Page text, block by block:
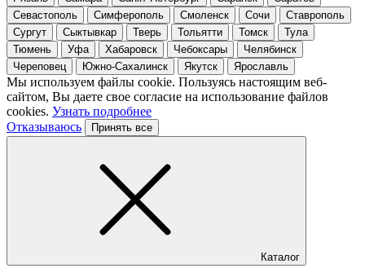
Севастополь
Симферополь Смоленск Сочи
Ставрополь
Сургут
Сыктывкар Тверь Тольятти Томск
Тула
Тюмень
Уфа Хабаровск Чебоксары
Челябинск
Череповец
Южно-Сахалинск Якутск Ярославль
Мы используем файлы cookie. Пользуясь настоящим веб-
сайтом, Вы даете свое согласие на использование файлов
cookies. Узнать подробнее
Отказываюсь
Принять все
Каталог